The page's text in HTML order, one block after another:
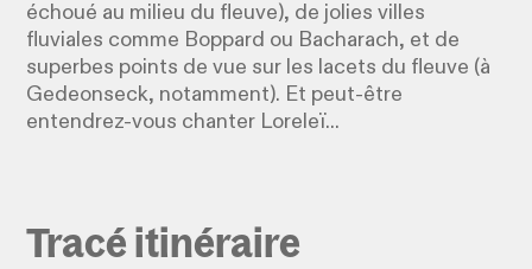
échoué au milieu du fleuve), de jolies villes
fluviales comme Boppard ou Bacharach, et de
superbes points de vue sur les lacets du fleuve (à
Gedeonseck, notamment). Et peut-être
entendrez-vous chanter Loreleï...
Tracé itinéraire